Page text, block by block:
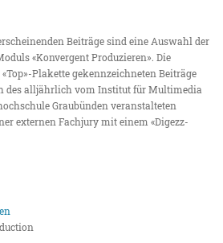
Beiträge sind eine Auswahl der
«Konvergent Produzieren». Die
Plakette gekennzeichneten Beiträge
des alljährlich vom Institut für Multimedia
Graubünden veranstalteten
externen Fachjury mit einem «Digezz-